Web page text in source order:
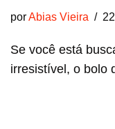
porAbias Vieira
Se você está
irresistível, o bolo